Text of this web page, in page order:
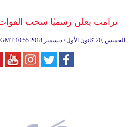
ترامب يعلن رسميًا سحب القوات
GMT 10:55 2018 الخميس ,20 كانون الأول / ديسمبر